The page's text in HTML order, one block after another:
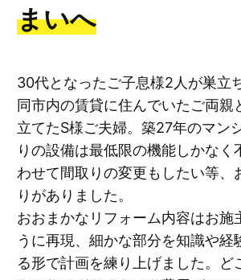
まいへ
30代となったご子息様2人が巣立
同市内の賃貸に住んでいたご両親
立てたS様ご夫婦。築27年のマン
りの設備は最低限の機能しかなく
わせて間取りの変更もしたい等、
りがありました。
おおまかなリフォーム内容はお施
うに再現、細かな部分を知識や経
る形で計画を練り上げました。ど